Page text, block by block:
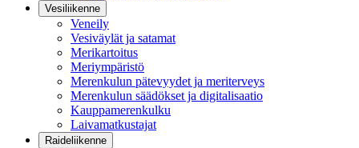
Vesiliikenne
Veneily
Vesiväylät ja satamat
Merikartoitus
Meriympäristö
Merenkulun pätevyydet ja meriterveys
Merenkulun säädökset ja digitalisaatio
Kauppamerenkulku
Laivamatkustajat
Raideliikenne